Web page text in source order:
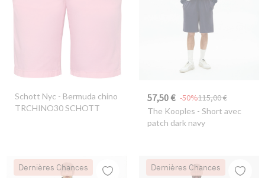
Schott Nyc - Bermuda chino
TRCHINO30 SCHOTT
57,50 € 115,00 €
-50%
The Kooples - Short avec
patch dark navy
Dernières Chances Dernières Chances